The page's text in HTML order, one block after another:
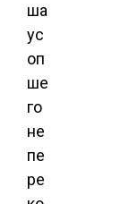
ша
ус
оп
ше
го
не
пе
ре